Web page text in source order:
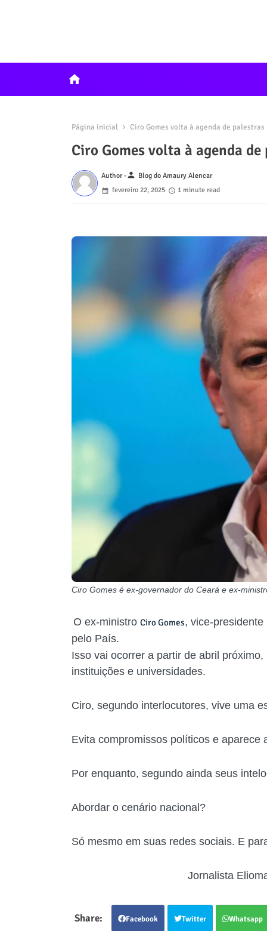
home
Página inicial Ciro Gomes volta à agenda de
Ciro Gomes volta à agenda
Author -person Blog do Amaury Alencar
fevereiro 22, 2025
1 minute read
Ciro Gomes é ex-governador do Ceará e ex-
O ex-ministro Ciro Gomes, vice-
pelo País.
Isso vai ocorrer a partir de abril
instituições e universidades.
Ciro, segundo interlocutores, vive uma
Evita compromissos políticos e aparece
Por enquanto, segundo ainda seus
Abordar o cenário nacional?
Só mesmo em suas redes sociais. E
Jornalista Eliomar
Facebook Twitter Whatsapp